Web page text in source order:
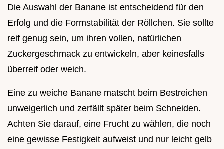
Die Auswahl der Banane ist entscheidend für den
Erfolg und die Formstabilität der Röllchen. Sie sollte
reif genug sein, um ihren vollen, natürlichen
Zuckergeschmack zu entwickeln, aber keinesfalls
überreif oder weich.
Eine zu weiche Banane matscht beim Bestreichen
unweigerlich und zerfällt später beim Schneiden.
Achten Sie darauf, eine Frucht zu wählen, die noch
eine gewisse Festigkeit aufweist und nur leicht gelb